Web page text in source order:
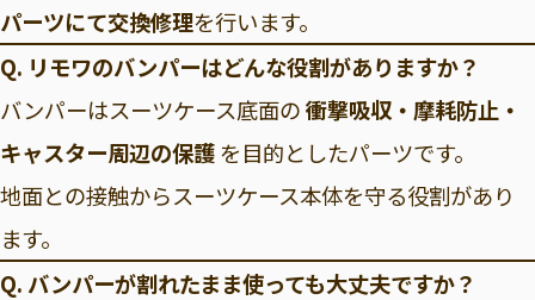
パーツにて交換修理を行います。
Q. リモワのバンパーはどんな役割がありますか？
バンパーはスーツケース底面の衝撃吸収・摩耗防止・
キャスター周辺の保護を目的としたパーツです。
地面との接触からスーツケース本体を守る役割があり
ます。
Q. バンパーが割れたまま使っても大丈夫ですか？